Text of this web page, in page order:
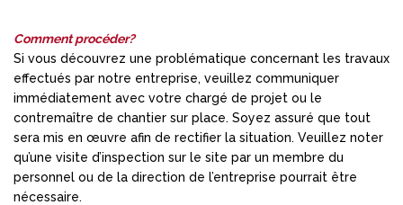
Comment procéder?
Si vous découvrez une problématique concernant les travaux
effectués par notre entreprise, veuillez communiquer
immédiatement avec votre chargé de projet ou le
contremaître de chantier sur place. Soyez assuré que tout
sera mis en œuvre afin de rectifier la situation. Veuillez noter
qu’une visite d’inspection sur le site par un membre du
personnel ou de la direction de l’entreprise pourrait être
nécessaire.